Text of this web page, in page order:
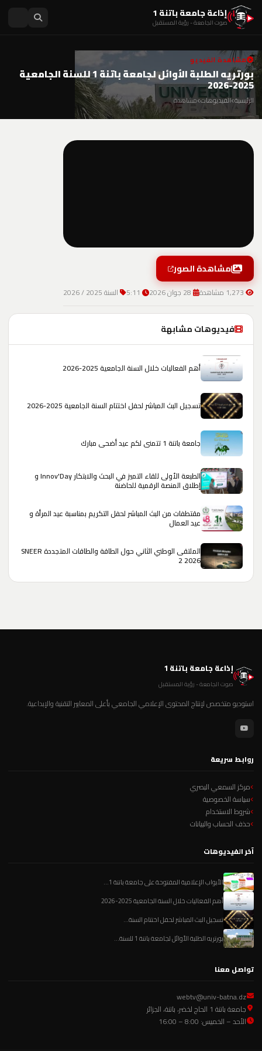
إذاعة جامعة باتنة 1
صوت الجامعة - رؤية المستقبل
مشاهدة الفيديو
بورتريه الطلبة الأوائل لجامعة باتنة 1 للسنة الجامعية
2025-2026
الرئيسية الفيديوهات مشاهدة
مشاهدة الصور
السنة 2025 / 2026
فيديوهات مشابهة
أهم الفعاليات خلال السنة الجامعية 2025-2026
تسجيل البث المباشر لحفل اختتام السنة الجامعية 2025-2026
جامعة باتنة 1 تتمنى لكم عيد أضحى مبارك
الطبعة الأولى للقاء التميز في البحث والابتكار Innov'Day و
إطلاق المنصة الرقمية للحاضنة
مقتطفات من البث المباشر لحفل التكريم بمناسبة عيد المرأة و
عيد العمال
الملتقى الوطني الثاني حول الطاقة والطاقات المتجددة SNEER
2 2026
إذاعة جامعة باتنة 1
صوت الجامعة - رؤية المستقبل
استوديو متخصص لإنتاج المحتوى الإعلامي الجامعي بأعلى المعايير التقنية والإبداعية.
روابط سريعة
مركز السمعي البصري
سياسة الخصوصية
شروط الاستخدام
حذف الحساب والبيانات
آخر الفيديوهات
الأبواب الإعلامية المفتوحة على جامعة باتنة 1...
أهم الفعاليات خلال السنة الجامعية 2025-2026
تسجيل البث المباشر لحفل اختتام السنة...
بورتريه الطلبة الأوائل لجامعة باتنة 1 للسنة...
تواصل معنا
webtv@univ-batna.dz
جامعة باتنة 1 الحاج لخضر، باتنة، الجزائر
الأحد – الخميس: 8:00 – 16:00